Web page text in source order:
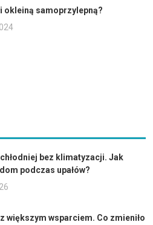
okleiną samoprzylepną?
chłodniej bez klimatyzacji. Jak
podczas upałów?
większym wsparciem. Co zmieniło